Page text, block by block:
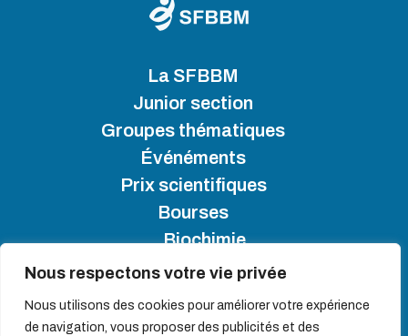
Nous respectons votre vie privée
Nous utilisons des cookies pour améliorer votre expérience
de navigation, vous proposer des publicités et des
La SFBBM
Junior section
Groupes thématiques
Événéments
Prix scientifiques
Bourses
Biochimie